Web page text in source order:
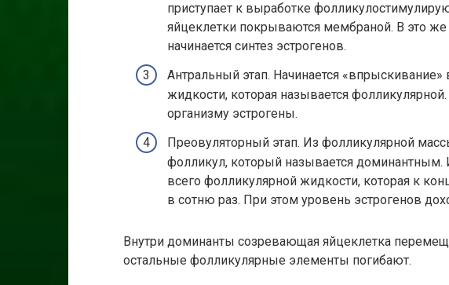
приступает к выработке
яйцеклетки покрываются мембраной. В это
начинается синтез эстрогенов.
Антральный этап. Начинается «впрыскивание»
жидкости, которая называется
организму эстрогены.
Преовуляторный этап. Из фолликулярной
фолликул, который называется
всего фолликулярной жидкости, которая к
в сотню раз. При этом уровень эстрогенов
Внутри доминанты созревающая яйцеклетка
остальные фолликулярные элементы погибают.